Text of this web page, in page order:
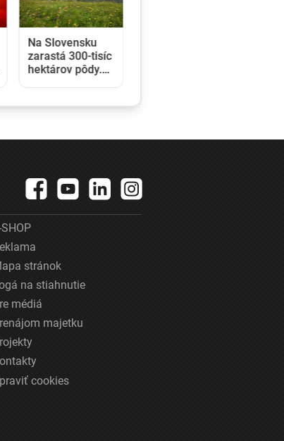
Na Slovensku
zarastá 300-tisíc
hektárov pôdy.
zvládnuť sucho
SHOP
stránok
na stiahnutie
médiá
majetku
cookies